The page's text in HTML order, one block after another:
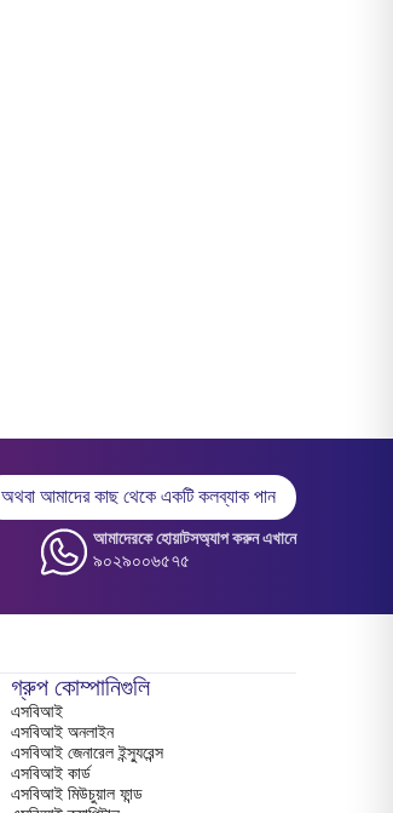
অথবা আমাদের কাছ থেকে একটি কলব্যাক পান
আমাদেরকে হোয়াটসঅ্যাপ করুন এখানে
৯০২৯০০৬৫৭৫
গ্রুপ কোম্পানিগুলি
এসবিআই
এসবিআই অনলাইন
এসবিআই জেনারেল ইন্স্যুরেন্স
এসবিআই কার্ড
এসবিআই মিউচুয়াল ফান্ড